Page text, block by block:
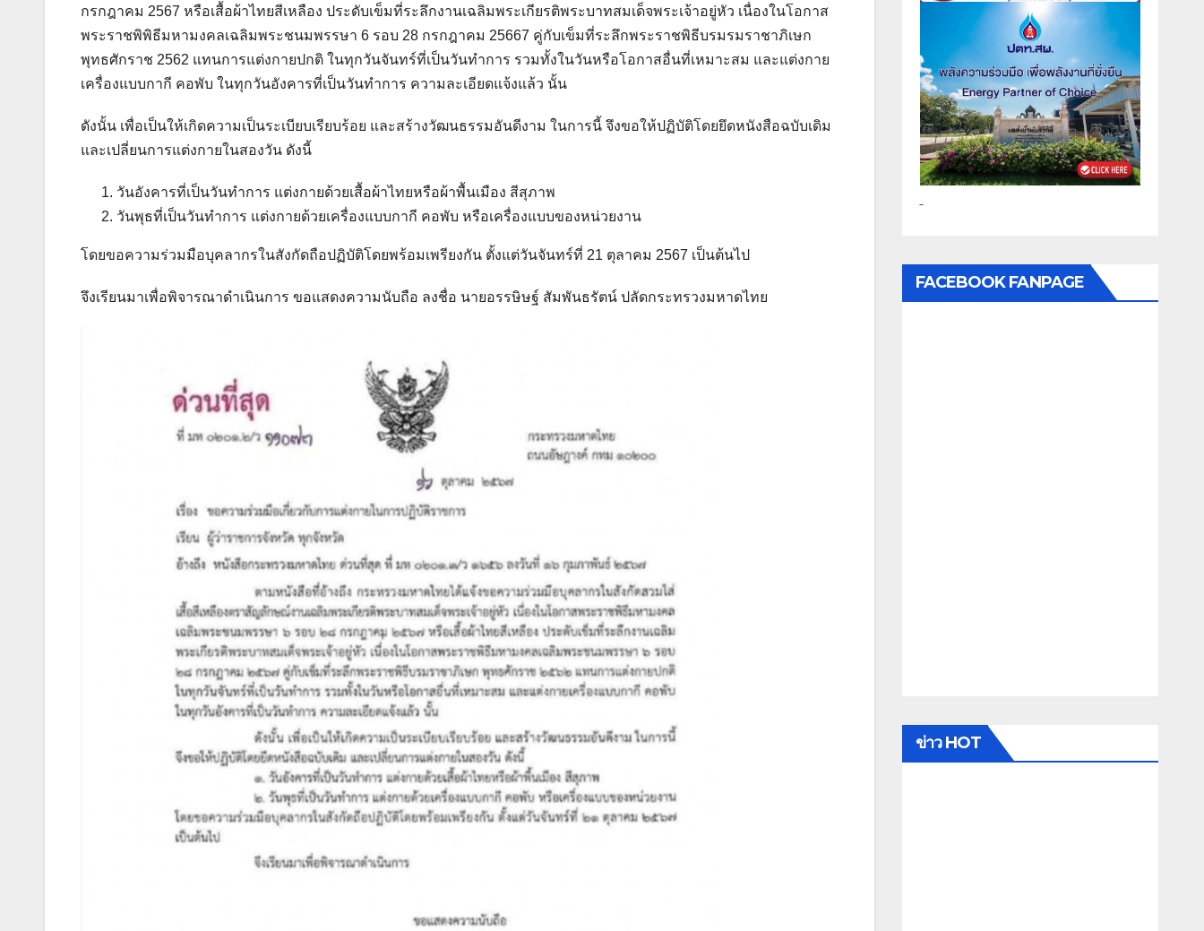
กรกฎาคม 2567 หรือเสื้อผ้าไทยสีเหลือง ประดับเข็มที่ระลึกงานเฉลิมพระเกียรติพระบาทสมเด็จพระเจ้าอยู่หัว เนื่องในโอกาส
พระราชพิพิธีมหามงคลเฉลิมพระชนมพรรษา 6 รอบ 28 กรกฎาคม 25667 คู่กับเข็มที่ระลึกพระราชพิธีบรมรมราชาภิเษก
พุทธศักราช 2562 แทนการแต่งกายปกติ ในทุกวันจันทร์ที่เป็นวันทำการ รวมทั้งในวันหรือโอกาสอื่นที่เหมาะสม และแต่งกาย
เครื่องแบบกากี คอพับ ในทุกวันอังคารที่เป็นวันทำการ ความละเอียดแจ้งแล้ว นั้น
ดังนั้น เพื่อเป็นให้เกิดความเป็นระเบียบเรียบร้อย และสร้างวัฒนธรรมอันดีงาม ในการนี้ จึงขอให้ปฏิบัติโดยยึดหนังสือฉบับเดิม
และเปลี่ยนการแต่งกายในสองวัน ดังนี้
วันอังคารที่เป็นวันทำการ แต่งกายด้วยเสื้อผ้าไทยหรือผ้าพื้นเมือง สีสุภาพ
วันพุธที่เป็นวันทำการ แต่งกายด้วยเครื่องแบบกากี คอพับ หรือเครื่องแบบของหน่วยงาน
โดยขอความร่วมมือบุคลากรในสังกัดถือปฏิบัติโดยพร้อมเพรียงกัน ตั้งแต่วันจันทร์ที่ 21 ตุลาคม 2567 เป็นต้นไป
จึงเรียนมาเพื่อพิจารณาดำเนินการ ขอแสดงความนับถือ ลงชื่อ นายอรรษิษฐ์ สัมพันธรัตน์ ปลัดกระทรวงมหาดไทย
FACEBOOK FANPAGE
ข่าว HOT